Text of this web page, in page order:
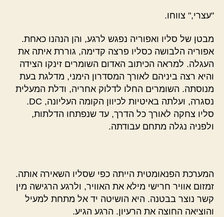
"עצרי," צווחו.
מבטן של סליו ואפוריה נפגש לרגע, והן הנהנו כאחת.
אפוריה הלבושה כסליו פרצה קדימה, גוררת איתה את
העגלה. למראה הכיתוב האדום השומרים זינקו הצידה
והיא רצה ביניהם לאורך המסדרון הימני, מדלגת בעת
מנוסתה. השומרים החלו לדלוק אחריה, ודלת המעלית
נסגרה, ועלתה באיטיות לכיוון הקומה העליונה, DC.
סליו צחקה לאורך כל הדרך, עד שנפתחו הדלתות,
ולפניה נגלה מתחם עבודתה.
המערכת הפנאומטית הייתה כפי שסליו השאירה אותה.
זמזום אוויר חרישי מילא את האוויר, ולרגע הרגישה מין
קשר נוצר בבטנה. היא הושיטה יד אל מתחת למעיל
והוציאה החוצה את הרעיון. הרגע הגיע.